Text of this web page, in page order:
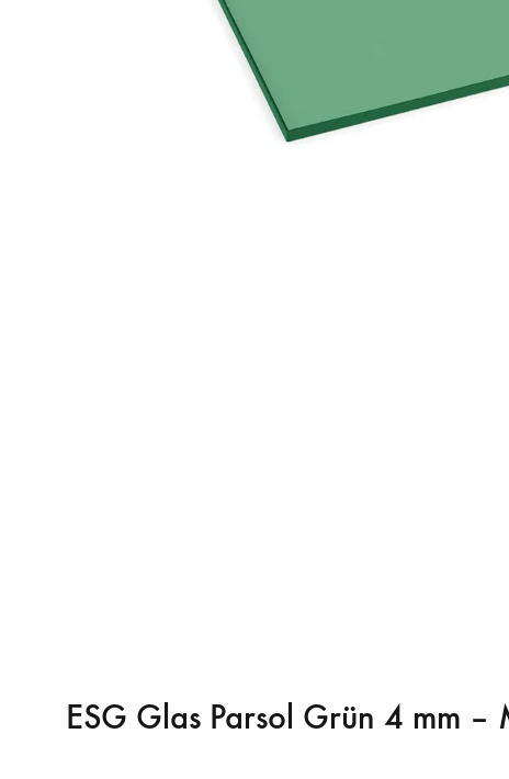
ESG Glas Parsol Grün 4 mm